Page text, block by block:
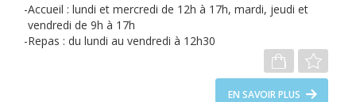
Accueil : lundi et mercredi de 12h à 17h, mardi, jeudi et
vendredi de 9h à 17h
Repas : du lundi au vendredi à 12h30
EN SAVOIR PLUS